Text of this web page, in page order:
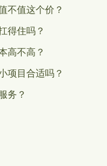
不值这个价？
得住吗？
高不高？
项目合适吗？
务？